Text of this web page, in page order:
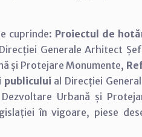
cuprinde: Proiectul de
Generale Arhitect
și Protejare Monumente,
publicului al Direcției
Urbană și
în vigoare, piese